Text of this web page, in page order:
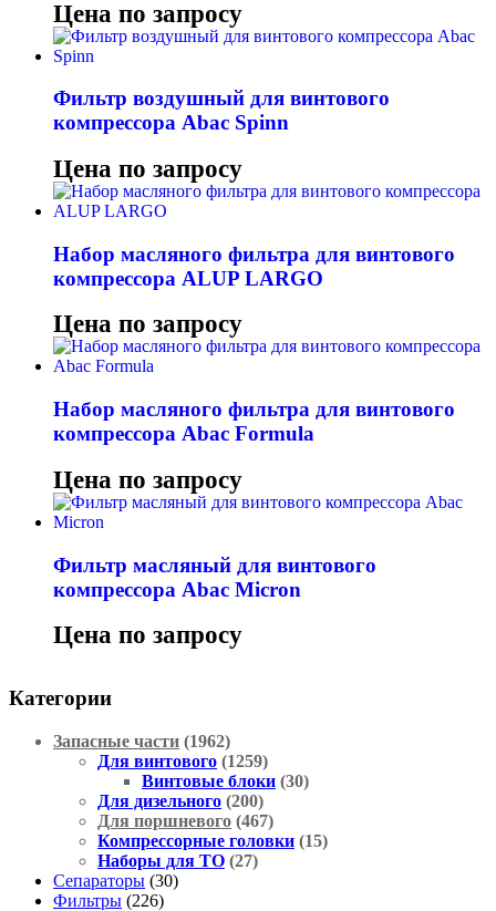
Цена по запросу
Фильтр воздушный для винтового
компрессора Abac Spinn
Цена по запросу
Набор масляного фильтра для винтового
компрессора ALUP LARGO
Цена по запросу
Набор масляного фильтра для винтового
компрессора Abac Formula
Цена по запросу
Фильтр масляный для винтового
компрессора Abac Micron
Цена по запросу
Категории
Запасные части (1962)
Для винтового (1259)
Винтовые блоки (30)
Для дизельного (200)
Для поршневого (467)
Компрессорные головки (15)
Наборы для ТО (27)
Сепараторы (30)
Фильтры (226)